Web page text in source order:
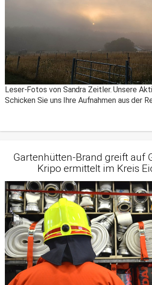
Leser-Fotos von Sandra Zeitler. Unsere
Schicken Sie uns Ihre Aufnahmen aus der
Gartenhütten-Brand greift auf
Kripo ermittelt im Kreis